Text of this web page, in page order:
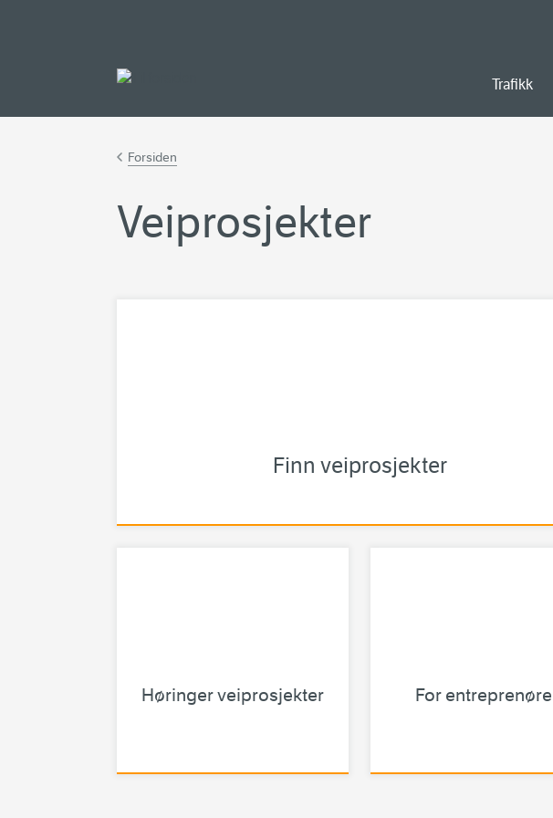
Trafikk
Forsiden
Veiprosjekter
Finn veiprosjekter
Høringer veiprosjekter For